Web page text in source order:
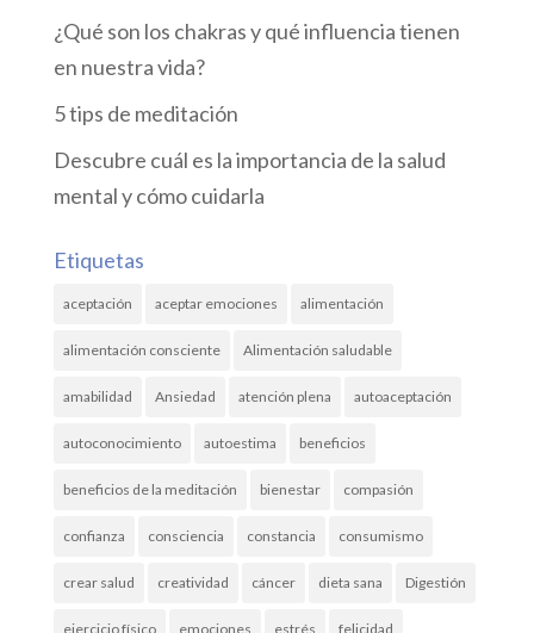
¿Qué son los chakras y qué influencia tienen
en nuestra vida?
5 tips de meditación
Descubre cuál es la importancia de la salud
mental y cómo cuidarla
Etiquetas
aceptación aceptar emociones alimentación
alimentación consciente Alimentación saludable
amabilidad Ansiedad atención plena autoaceptación
autoconocimiento autoestima beneficios
beneficios de la meditación bienestar compasión
confianza consciencia constancia consumismo
crear salud creatividad cáncer dieta sana Digestión
ejercicio físico emociones estrés felicidad